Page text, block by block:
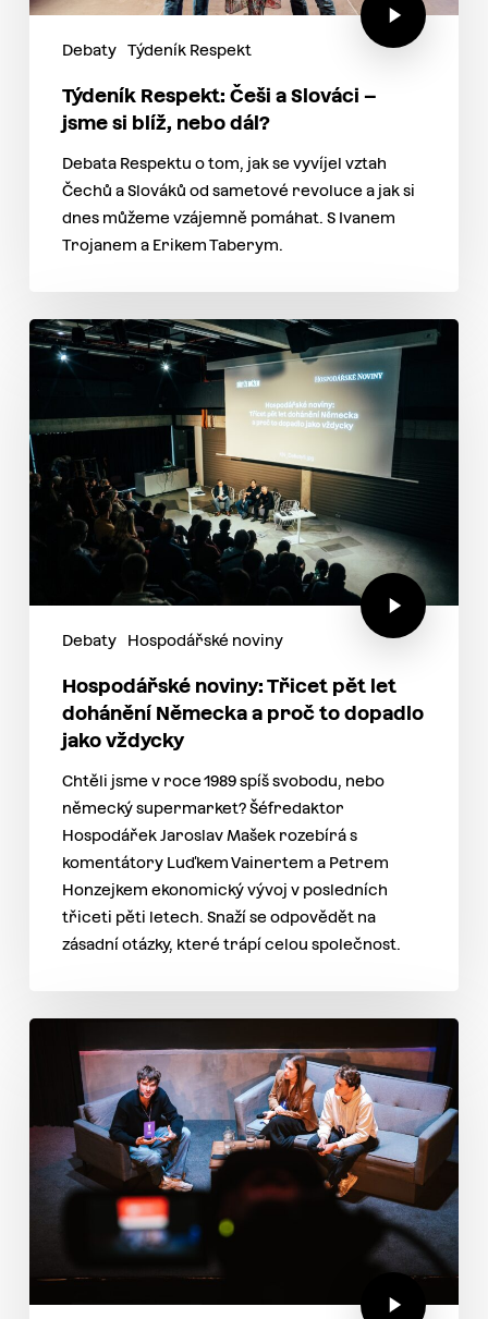
Debaty Týdeník Respekt
Týdeník Respekt: Češi a Slováci –
jsme si blíž, nebo dál?
Debata Respektu o tom, jak se vyvíjel vztah
Čechů a Slováků od sametové revoluce a jak si
dnes můžeme vzájemně pomáhat. S Ivanem
Trojanem a Erikem Taberym.
Debaty Hospodářské noviny
Hospodářské noviny: Třicet pět let
dohánění Německa a proč to dopadlo
jako vždycky
Chtěli jsme v roce 1989 spíš svobodu, nebo
německý supermarket? Šéfredaktor
Hospodářek Jaroslav Mašek rozebírá s
komentátory Luďkem Vainertem a Petrem
Honzejkem ekonomický vývoj v posledních
třiceti pěti letech. Snaží se odpovědět na
zásadní otázky, které trápí celou společnost.